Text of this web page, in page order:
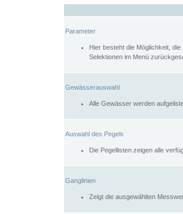
Parameter
Hier besteht die Möglichkeit,
Selektionen im Menü
Gewässerauswahl
Alle Gewässer werden
Auswahl des Pegels
Die Pegellisten zeigen alle
Ganglinien
Zeigt die ausgewählten